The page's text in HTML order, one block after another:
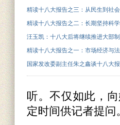
精读十八大报告之三：从民生到社
精读十八大报告之二：长期坚持科
汪玉凯：十八大后将继续推进大部
精读十八大报告之一：市场经济与
国家发改委副主任朱之鑫谈十八大
听。不仅如此，
定时间供记者提问